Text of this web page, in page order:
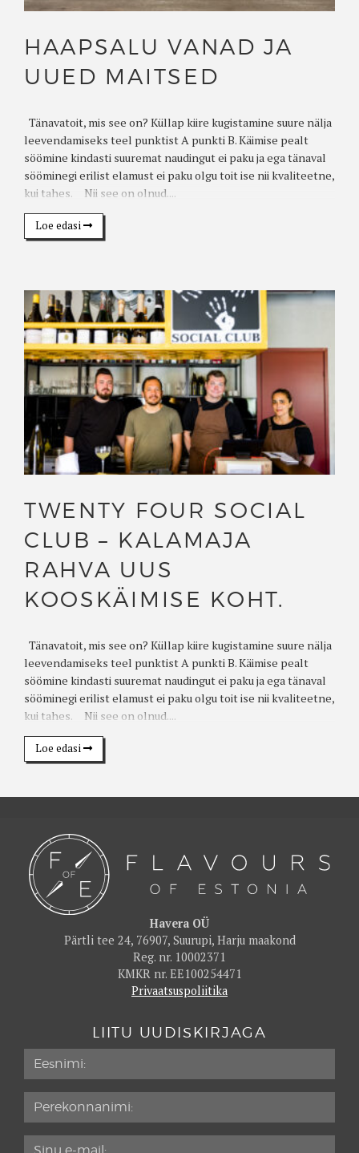
HAAPSALU VANAD JA
UUED MAITSED
Tänavatoit, mis see on? Küllap kiire kugistamine suure nälja
leevendamiseks teel punktist A punkti B. Käimise pealt
söömine kindasti suuremat naudingut ei paku ja ega tänaval
sööminegi erilist elamust ei paku olgu toit ise nii kvaliteetne,
kui tahes. Nii see on olnud....
Loe edasi
TWENTY FOUR SOCIAL
CLUB – KALAMAJA
RAHVA UUS
KOOSKÄIMISE KOHT.
Tänavatoit, mis see on? Küllap kiire kugistamine suure nälja
leevendamiseks teel punktist A punkti B. Käimise pealt
söömine kindasti suuremat naudingut ei paku ja ega tänaval
sööminegi erilist elamust ei paku olgu toit ise nii kvaliteetne,
kui tahes. Nii see on olnud....
Loe edasi
Havera OÜ
Pärtli tee 24, 76907, Suurupi, Harju maakond
Reg. nr. 10002371
KMKR nr. EE100254471
Privaatsuspoliitika
LIITU UUDISKIRJAGA